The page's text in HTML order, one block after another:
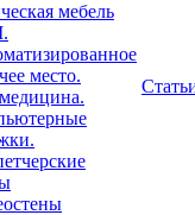
мебель
место.